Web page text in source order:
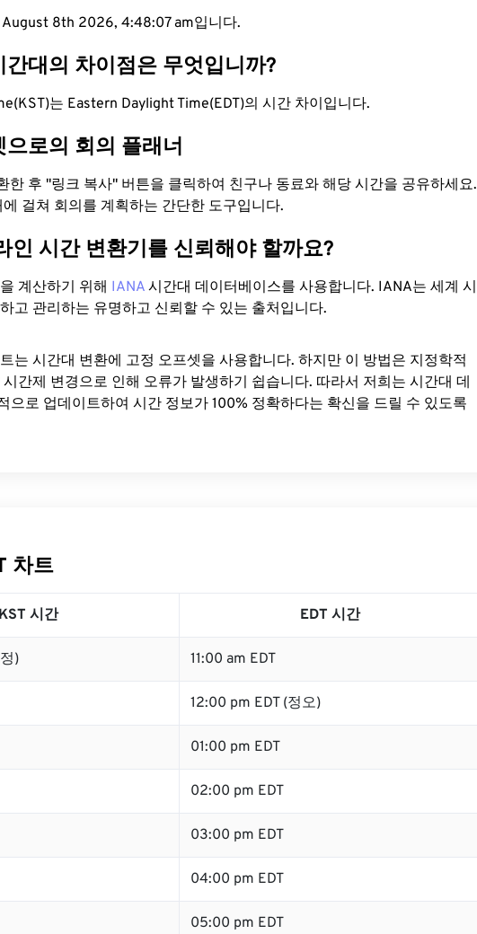
August 8th 2026, 4:48:08 am입니다.
간대의 차이점은 무엇입니까?
는 Eastern Daylight Time(EDT)의 시간 차이입니다.
로의 회의 플래너
한 후 "링크 복사" 버튼을 클릭하여 친구나 동료와 해당 시간을 공유하세요.
걸쳐 회의를 계획하는 간단한 도구입니다.
인 시간 변환기를 신뢰해야 할까요?
계산하기 위해 IANA 시간대 데이터베이스를 사용합니다. IANA는 세계 시
고 관리하는 유명하고 신뢰할 수 있는 출처입니다.
는 시간대 변환에 ​​고정 오프셋을 사용합니다. 하지만 이 방법은 지정학적
간제 변경으로 인해 오류가 발생하기 쉽습니다. 따라서 저희는 시간대 데
으로 업데이트하여 시간 정보가 100% 정확하다는 확신을 드릴 수 있도록
차트
KST 시간 EDT 시간
) 11:00 am EDT
12:00 pm EDT (정오)
01:00 pm EDT
02:00 pm EDT
03:00 pm EDT
04:00 pm EDT
05:00 pm EDT